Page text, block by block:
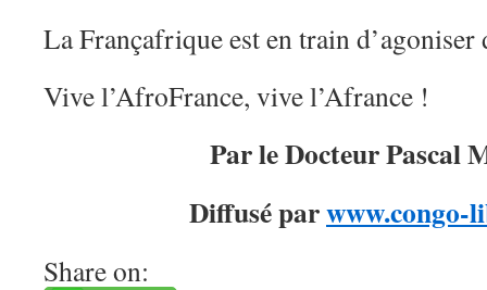
La Françafrique est en train d’agoniser
Vive l’AfroFrance, vive l’Afrance !
Par le Docteur Pascal
Diffusé parwww.congo-
Share on: